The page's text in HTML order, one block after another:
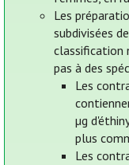
Les
subdivisées
classification
pas à des
Les
µg
plus
Les